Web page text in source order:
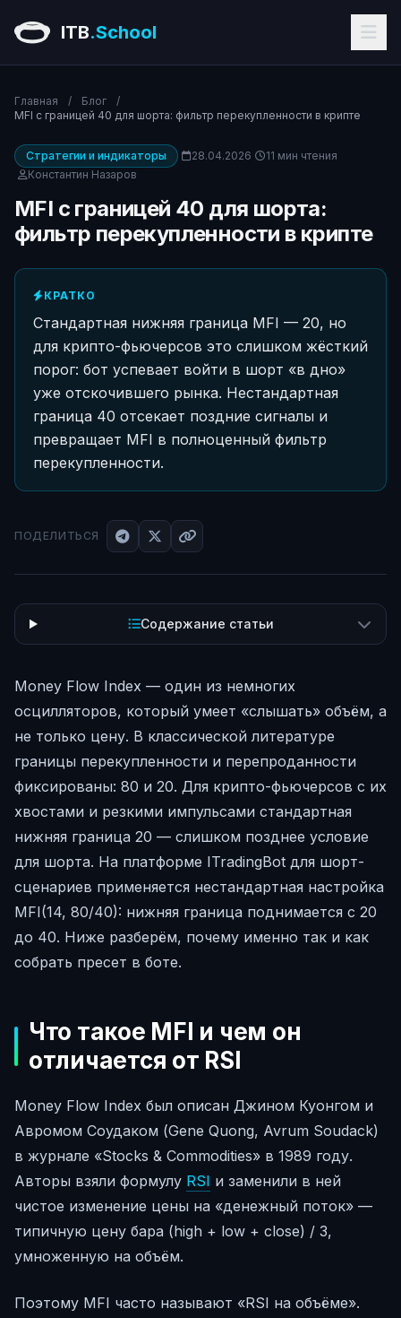
ITB.School
Главная / Блог
/
MFI с границей 40 для шорта: фильтр перекупленности в крипте
Стратегии и индикаторы 28.04.2026
11 мин чтения
Константин Назаров
MFI с границей 40 для шорта:
фильтр перекупленности в крипте
КРАТКО
Стандартная нижняя граница MFI — 20, но
для крипто-фьючерсов это слишком жёсткий
порог: бот успевает войти в шорт «в дно»
уже отскочившего рынка. Нестандартная
граница 40 отсекает поздние сигналы и
превращает MFI в полноценный фильтр
перекупленности.
ПОДЕЛИТЬСЯ
Содержание статьи
Money Flow Index — один из немногих
осцилляторов, который умеет «слышать» объём, а
не только цену. В классической литературе
границы перекупленности и перепроданности
фиксированы: 80 и 20. Для крипто-фьючерсов с их
хвостами и резкими импульсами стандартная
нижняя граница 20 — слишком позднее условие
для шорта. На платформе ITradingBot для шорт-
сценариев применяется нестандартная настройка
MFI(14, 80/40): нижняя граница поднимается с 20
до 40. Ниже разберём, почему именно так и как
собрать пресет в боте.
Что такое MFI и чем он
отличается от RSI
Money Flow Index был описан Джином Куонгом и
Авромом Соудаком (Gene Quong, Avrum Soudack)
в журнале «Stocks & Commodities» в 1989 году.
Авторы взяли формулу RSI и заменили в ней
чистое изменение цены на «денежный поток» —
типичную цену бара (high + low + close) / 3,
умноженную на объём.
Поэтому MFI часто называют «RSI на объёме».